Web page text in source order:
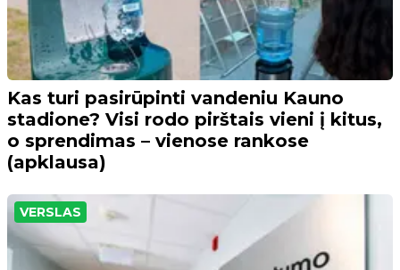
Kas turi pasirūpinti vandeniu Kauno
stadione? Visi rodo pirštais vieni į kitus,
o sprendimas – vienose rankose
(apklausa)
VERSLAS